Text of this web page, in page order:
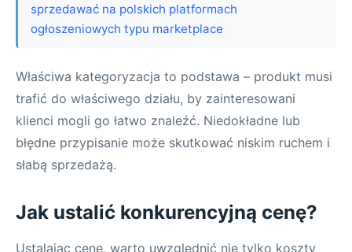
sprzedawać na polskich platformach
ogłoszeniowych typu marketplace
Właściwa kategoryzacja to podstawa – produkt musi
trafić do właściwego działu, by zainteresowani
klienci mogli go łatwo znaleźć. Niedokładne lub
błędne przypisanie może skutkować niskim ruchem i
słabą sprzedażą.
Jak ustalić konkurencyjną cenę?
Ustalając cenę, warto uwzględnić nie tylko koszty